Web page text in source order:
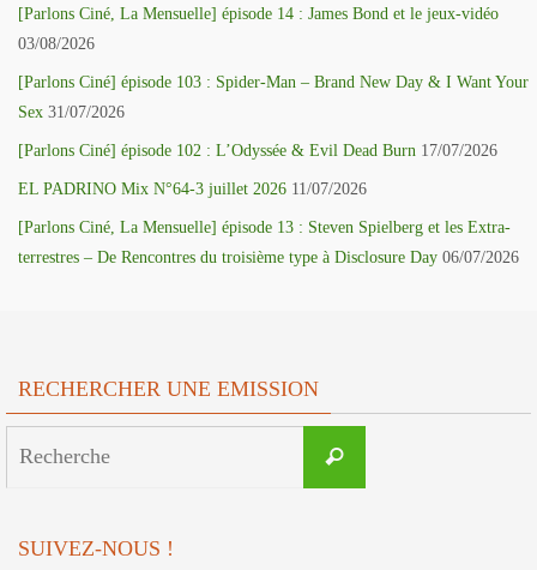
[Parlons Ciné, La Mensuelle] épisode 14 : James Bond et le jeux-vidéo
03/08/2026
[Parlons Ciné] épisode 103 : Spider-Man – Brand New Day & I Want Your
Sex 31/07/2026
[Parlons Ciné] épisode 102 : L’Odyssée & Evil Dead Burn 17/07/2026
EL PADRINO Mix N°64-3 juillet 2026 11/07/2026
[Parlons Ciné, La Mensuelle] épisode 13 : Steven Spielberg et les Extra-
terrestres – De Rencontres du troisième type à Disclosure Day 06/07/2026
RECHERCHER UNE EMISSION
Recherche
SUIVEZ-NOUS !